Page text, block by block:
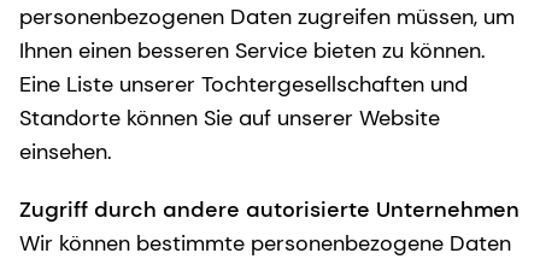
personenbezogenen Daten zugreifen müssen, um
Ihnen einen besseren Service bieten zu können.
Eine Liste unserer Tochtergesellschaften und
Standorte können Sie auf unserer Website
einsehen.
Zugriff durch andere autorisierte Unternehmen
Wir können bestimmte personenbezogene Daten